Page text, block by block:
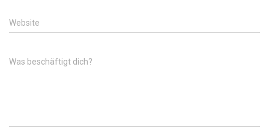
Website
Was beschäftigt dich?